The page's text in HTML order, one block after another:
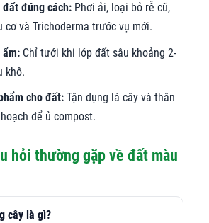
đúng cách:Phơi ải, loại bỏ rễ cũ,
cơ và Trichoderma trước vụ mới.
ẩm:Chỉ tưới khi lớp đất sâu khoảng 2-
khô.
cho đất:Tận dụng lá cây và thân
để ủ compost.
hỏi thường gặp về đất màu
cây là gì?